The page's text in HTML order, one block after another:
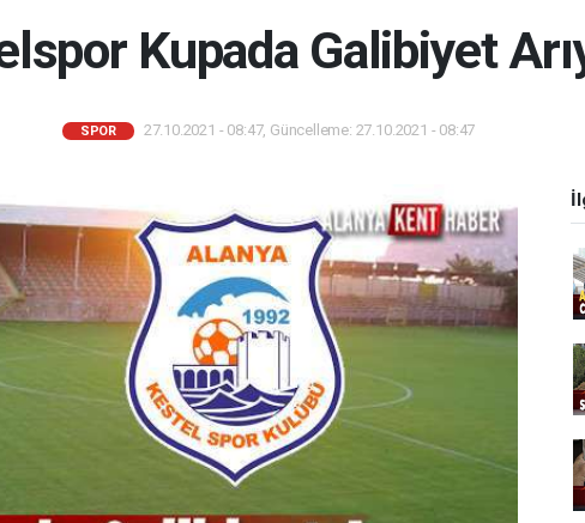
Kupada Galibiyet
SPOR 27.10.2021 - 08:47, Güncelleme: 27.10.2021 - 08:47